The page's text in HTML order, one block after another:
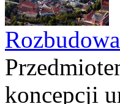
koncepcji